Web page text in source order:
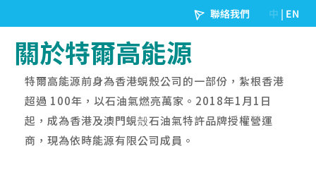
關於特爾高能源
特爾高能源前身為香港蜆殼公司的一部份，紮根香港
超過 100年，以石油氣燃亮萬家。2018年1月1日
起，成為香港及澳門蜆殻石油氣特許品牌授權營運
商，現為依時能源有限公司成員。